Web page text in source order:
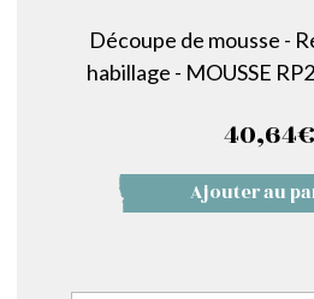
Découpe de mousse -
habillage - MOUSSE
40,64€
Ajouter au